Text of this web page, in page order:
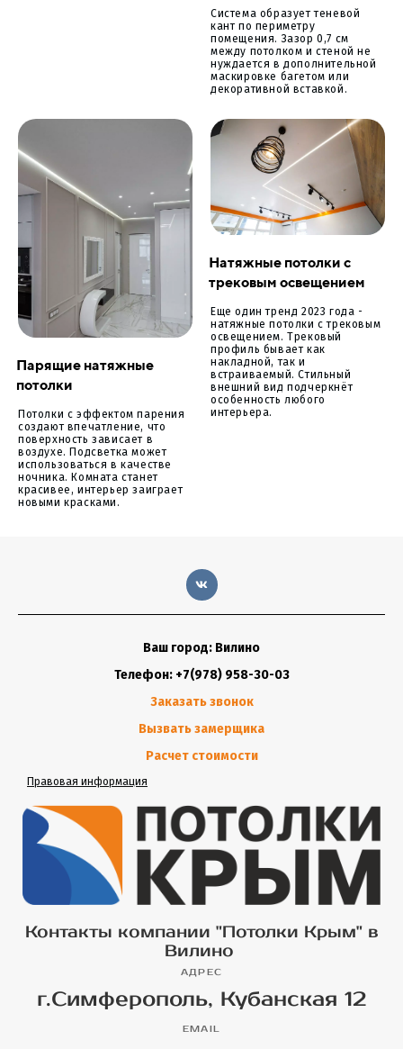
Система образует теневой
кант по периметру
помещения. Зазор 0,7 см
между потолком и стеной не
нуждается в дополнительной
маскировке багетом или
декоративной вставкой.
Парящие натяжные
потолки
Потолки с эффектом парения
создают впечатление, что
поверхность зависает в
воздухе. Подсветка может
использоваться в качестве
ночника. Комната станет
красивее, интерьер заиграет
новыми красками.
Натяжные потолки с
трековым освещением
Еще один тренд 2023 года -
натяжные потолки с трековым
освещением. Трековый
профиль бывает как
накладной, так и
встраиваемый. Стильный
внешний вид подчеркнёт
особенность любого
интерьера.
Ваш город: Вилино
Телефон: +7(978) 958-30-03
Заказать звонок
Вызвать замерщика
Расчет стоимости
Правовая информация
Контакты компании "Потолки Крым" в
Вилино
АДРЕС
г.Симферополь, Кубанская 12
EMAIL